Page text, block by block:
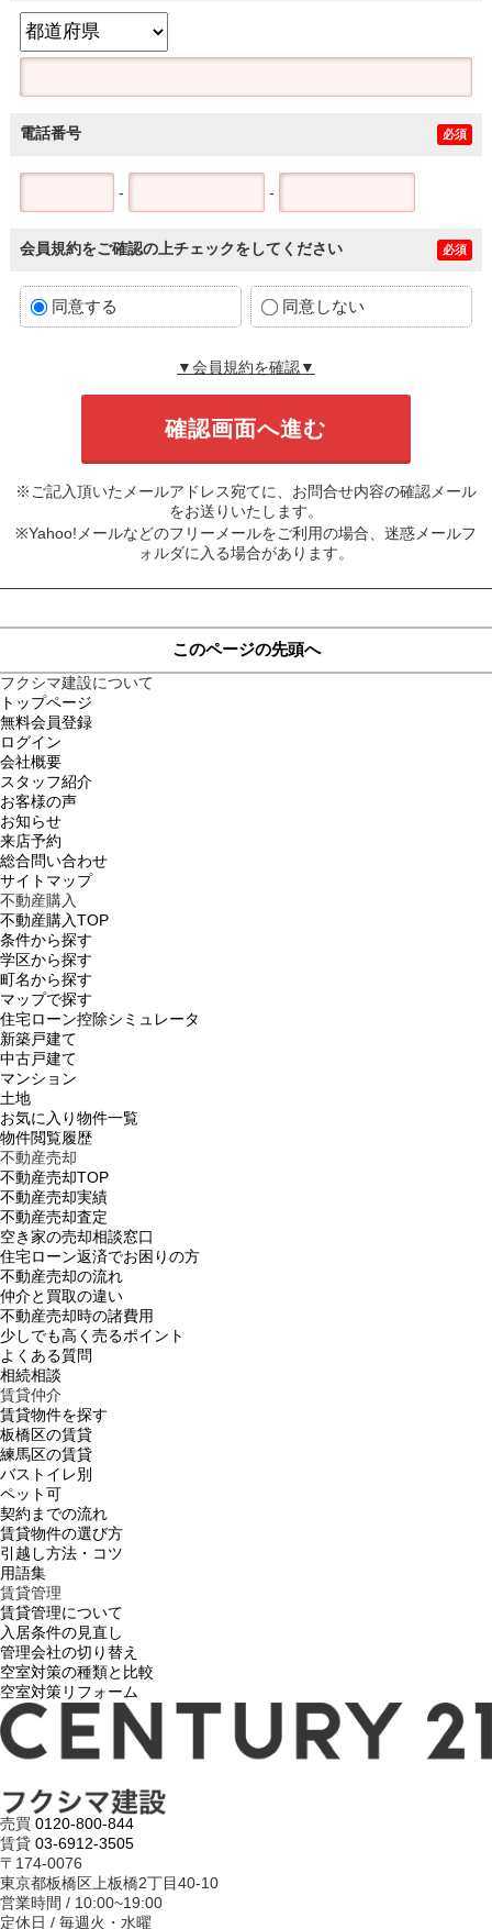
電話番号 必須
- -
会員規約をご確認の上チェックをしてください 必須
同意する 同意しない
▼会員規約を確認▼
※ご記入頂いたメールアドレス宛てに、お問合せ内容の確認メール
をお送りいたします。
※Yahoo!メールなどのフリーメールをご利用の場合、迷惑メールフ
ォルダに入る場合があります。
このページの先頭へ
フクシマ建設について
トップページ
無料会員登録
ログイン
会社概要
スタッフ紹介
お客様の声
お知らせ
来店予約
総合問い合わせ
サイトマップ
不動産購入
不動産購入TOP
条件から探す
学区から探す
町名から探す
マップで探す
住宅ローン控除シミュレータ
新築戸建て
中古戸建て
マンション
土地
お気に入り物件一覧
物件閲覧履歴
不動産売却
不動産売却TOP
不動産売却実績
不動産売却査定
空き家の売却相談窓口
住宅ローン返済でお困りの方
不動産売却の流れ
仲介と買取の違い
不動産売却時の諸費用
少しでも高く売るポイント
よくある質問
相続相談
賃貸仲介
賃貸物件を探す
板橋区の賃貸
練馬区の賃貸
バストイレ別
ペット可
契約までの流れ
賃貸物件の選び方
引越し方法・コツ
用語集
賃貸管理
賃貸管理について
入居条件の見直し
管理会社の切り替え
空室対策の種類と比較
空室対策リフォーム
売買 0120-800-844
賃貸 03-6912-3505
〒174-0076
東京都板橋区上板橋2丁目40-10
営業時間 / 10:00~19:00
定休日 / 毎週火・水曜